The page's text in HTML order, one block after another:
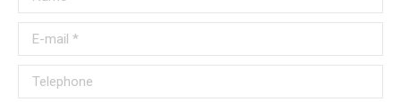
E-mail *
Telephone